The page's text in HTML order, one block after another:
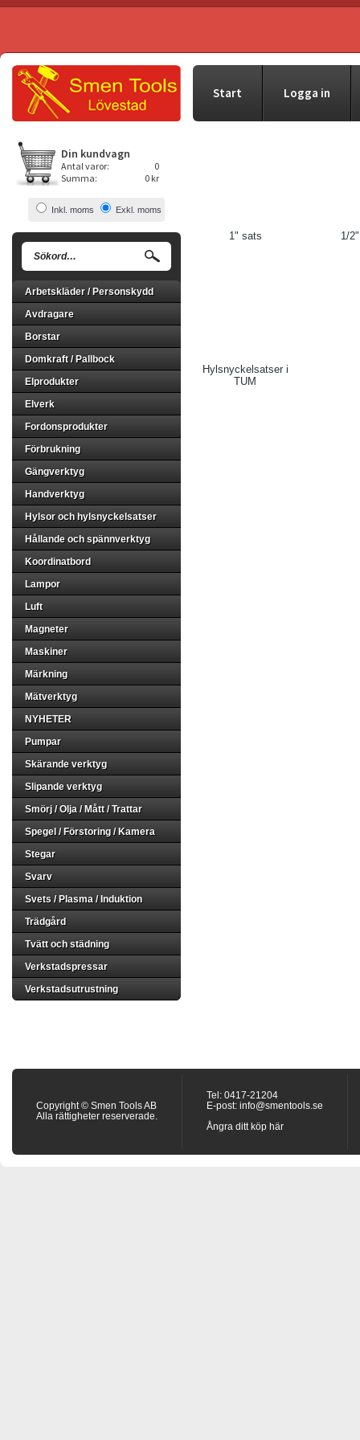
Start Logga in
Din kundvagn
Antal varor:
0
Summa:
0 kr
Inkl. moms Exkl. moms
Arbetskläder / Personskydd
Avdragare
Borstar
Domkraft / Pallbock
Elprodukter
Elverk
Fordonsprodukter
Förbrukning
Gängverktyg
Handverktyg
Hylsor och hylsnyckelsatser
Hållande och spännverktyg
Koordinatbord
Lampor
Luft
Magneter
Maskiner
Märkning
Mätverktyg
NYHETER
Pumpar
Skärande verktyg
Slipande verktyg
Smörj / Olja / Mått / Trattar
Spegel / Förstoring / Kamera
Stegar
Svarv
Svets / Plasma / Induktion
Trädgård
Tvätt och städning
Verkstadspressar
Verkstadsutrustning
1" sats 1/
Hylsnyckelsatser i
TUM
Copyright © Smen Tools AB
Alla rättigheter reserverade.
Tel: 0417-21204
E-post: info@smentools.se
Ångra ditt köp här